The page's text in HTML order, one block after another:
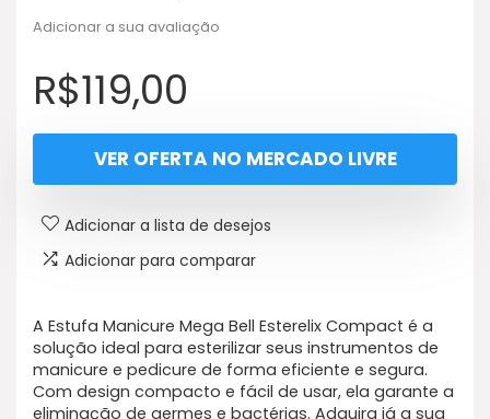
Adicionar a sua avaliação
R$119,00
VER OFERTA NO MERCADO LIVRE
Adicionar a lista de desejos
Adicionar para comparar
A Estufa Manicure Mega Bell Esterelix Compact é a
solução ideal para esterilizar seus instrumentos de
manicure e pedicure de forma eficiente e segura.
Com design compacto e fácil de usar, ela garante a
eliminação de germes e bactérias. Adquira já a sua